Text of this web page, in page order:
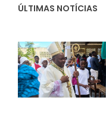
ÚLTIMAS NOTÍCIAS